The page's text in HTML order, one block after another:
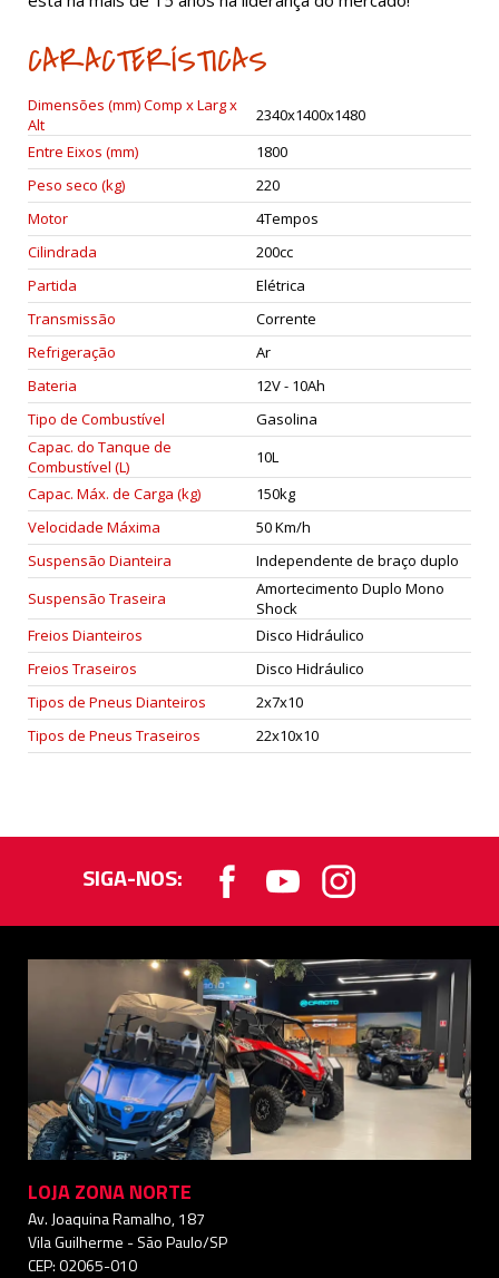
CARACTERÍSTICAS
Dimensões (mm) Comp x Larg x
Alt
2340x1400x1480
Entre Eixos (mm)
1800
Peso seco (kg)
220
Motor
4Tempos
Cilindrada
200cc
Partida
Elétrica
Transmissão
Corrente
Refrigeração
Ar
Bateria
12V - 10Ah
Tipo de Combustível
Gasolina
Capac. do Tanque de
Combustível (L)
10L
Capac. Máx. de Carga (kg)
150kg
Velocidade Máxima
50 Km/h
Suspensão Dianteira
Independente de braço duplo
Suspensão Traseira
Amortecimento Duplo Mono
Shock
Freios Dianteiros
Disco Hidráulico
Freios Traseiros
Disco Hidráulico
Tipos de Pneus Dianteiros
2x7x10
Tipos de Pneus Traseiros
22x10x10
SIGA-NOS:
LOJA ZONA NORTE
Av. Joaquina Ramalho, 187
Vila Guilherme - São Paulo/SP
CEP: 02065-010